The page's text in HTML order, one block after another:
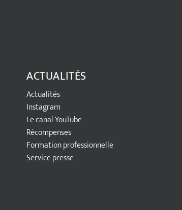
ACTUALITÉS
Actualités
Instagram
Le canal YouTube
Récompenses
Formation professionnelle
Service presse